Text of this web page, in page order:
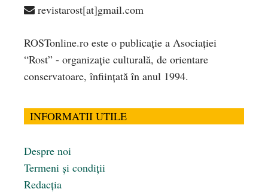
revistarost[at]gmail.com
ROSTonline.ro este o publicaţie a Asociaţiei
“Rost” - organizaţie culturală, de orientare
conservatoare, înfiinţată în anul 1994.
INFORMATII UTILE
Despre noi
Termeni și condiții
Redacția